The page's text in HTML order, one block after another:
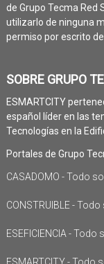
de Grupo Tecma Red
utilizarlo de ninguna
permiso por escrito de
SOBRE GRUPO
ESMARTCITY
español líder en las
Tecnologías en la
Portales de Grupo
CASADOMO - Todo
CONSTRUIBLE -
ESEFICIENCIA -